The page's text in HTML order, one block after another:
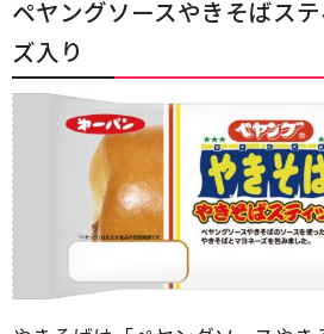
ペヤングソースやきそばス
ズ入り